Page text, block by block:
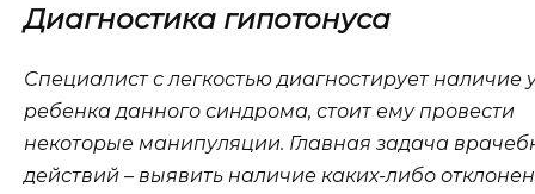
Диагностика гипотонуса
Специалист с легкостью диагностирует наличие
ребенка данного синдрома, стоит ему провести
некоторые манипуляции. Главная задача
действий – выявить наличие каких-либо